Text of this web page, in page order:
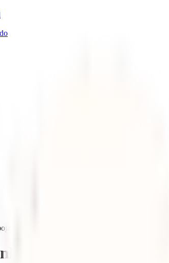
como e
para o Camboja?